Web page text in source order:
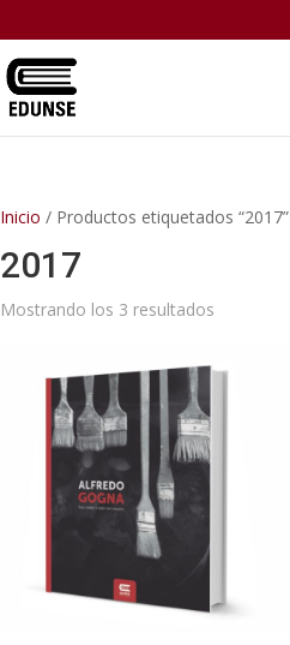
Inicio / Productos etiquetados “2017”
2017
Mostrando los 3 resultados